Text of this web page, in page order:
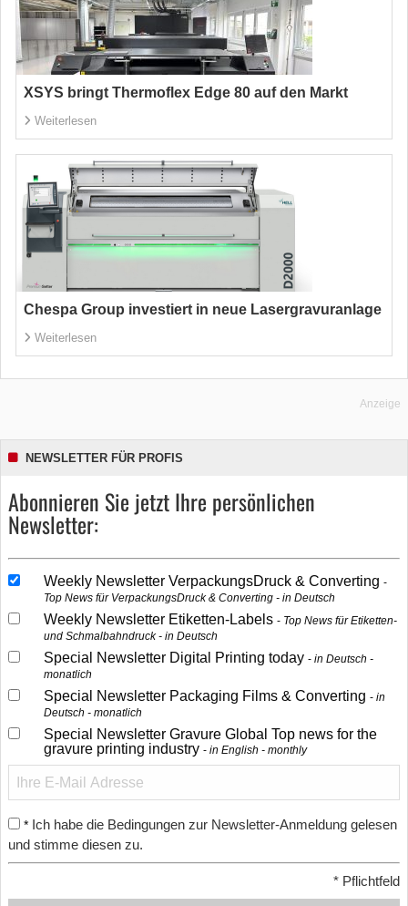
XSYS bringt Thermoflex Edge 80 auf den Markt
Weiterlesen
Chespa Group investiert in neue Lasergravuranlage
Weiterlesen
Anzeige
NEWSLETTER FÜR PROFIS
Abonnieren Sie jetzt Ihre persönlichen
Newsletter:
Weekly Newsletter VerpackungsDruck & Converting
Top News für VerpackungsDruck & Converting - in Deutsch
Weekly Newsletter Etiketten-Labels
Top News für Etiketten-
und Schmalbahndruck - in Deutsch
Special Newsletter Digital Printing today
in Deutsch -
monatlich
Special Newsletter Packaging Films & Converting
in
Deutsch - monatlich
Special Newsletter Gravure Global Top news for the
gravure printing industry
in English - monthly
* Ich habe die Bedingungen zur Newsletter-Anmeldung gelesen
und stimme diesen zu.
* Pflichtfeld